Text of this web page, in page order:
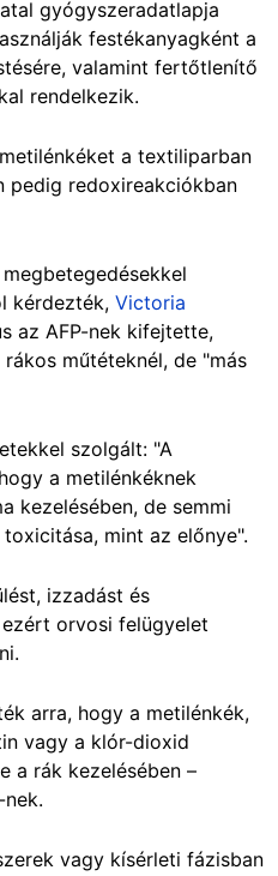
gyógyszeradatlapja
festékanyagként a
valamint fertőtlenítő
rendelkezik.
a textiliparban
pedig redoxireakciókban
kérdezték, Victoria
az AFP-nek kifejtette,
műtéteknél, de "más
szolgált: "A
a metilénkéknek
kezelésében, de semmi
mint az előnye".
izzadást és
orvosi felügyelet
arra, hogy a metilénkék,
vagy a klór-dioxid
a rák kezelésében –
vagy kísérleti fázisban